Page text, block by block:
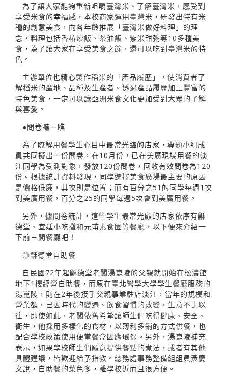
為了讓大家能夠重新咀嚼臺灣米、了解臺灣米，感受到
享受米食的幸福感，本校商家運用臺灣米，研發出特有米
種的創意美食，向各年齡推展「臺灣米做好料理」的理
念，料理包括香椿炒飯、茶油飯、紫米甜粥等10多種美
食，為了讓大家在享受美食之餘，還可以吃到臺灣米的特
色。
主辦單位也精心製作稻米的「產品履歷」，使消費者了
解稻米的產地、品種及生產者。透過產品履歷加上豐富的
特色美食，一定可以讓亞洲米食文化更加受到大眾的了解
與喜愛。
●問卷瞧一瞧
為了瞭解用餐學生心目中最常光臨的店家，專題小組成
員共同擬出一份問卷，在10月份，已在美廣現場用餐的淡
江同學為受測對象，發放120份問卷，回收有效問卷為120
份。根據統計資料發現，同學選擇美食廣場最主要的原因
是價格低廉，其次則是位置；而有百分之51的同學每週1次
到美廣用餐，百分之25的同學每週5次會到美廣用餐。
另外，據問卷統計，這些學生最常光顧的店家依序有龢
德堂、宜廷小吃攤和元甫素食園等餐廳，以下便來介紹一
下前三間餐廳吧！
◎龢德堂自助餐
自民國72年起龢德堂老闆湯崑陵的父親就開始在松濤館
地下1樓經營自助餐，而原在臺北醫學大學學生餐廳服務的
湯崑陵，則在2年後接手父親事業駐店淡江，當年的規模和
營業額，已因時代的變遷、飲食習慣的改變，生意不比以
往，即使如此，老闆依舊希望讓師生們吃得健康、安全、
衛生，他採用多樣化的食材，以薄利多銷的方式供餐，也
配合學校政策使用便當餐盒因應環保。另外，湯崑陵補充
表示，如果學校師生們願意提供餐點的煮法，或者有其他
具體建議，皆歡迎給予指教。總務處事務整備組組員黃慶
文說，自助餐的菜色多，離學校近而且很方便。